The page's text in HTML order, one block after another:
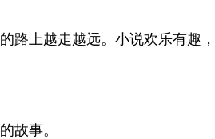
上越走越远。小说欢乐有趣，
故事。